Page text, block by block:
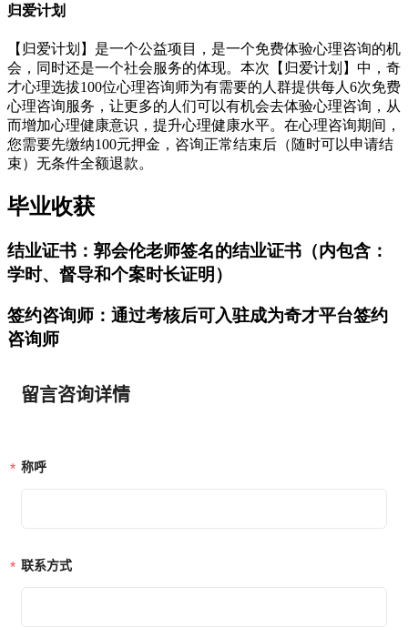
归爱计划
【归爱计划】是一个公益项目，是一个免费体验心理咨询的机
会，同时还是一个社会服务的体现。本次【归爱计划】中，奇
才心理选拔100位心理咨询师为有需要的人群提供每人6次免费
心理咨询服务，让更多的人们可以有机会去体验心理咨询，从
而增加心理健康意识，提升心理健康水平。在心理咨询期间，
您需要先缴纳100元押金，咨询正常结束后（随时可以申请结
束）无条件全额退款。
毕业收获
结业证书： 郭会伦老师签名的结业证书（内包含：
学时、督导和个案时长证明）
签约咨询师： 通过考核后可入驻成为奇才平台签约
咨询师